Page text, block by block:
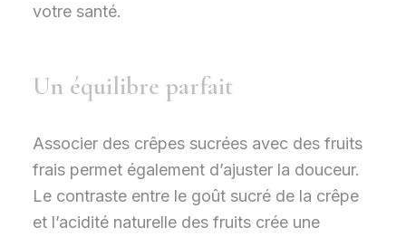
votre santé.
Un équilibre parfait
Associer des crêpes sucrées avec des fruits
frais permet également d’ajuster la douceur.
Le contraste entre le goût sucré de la crêpe
et l’acidité naturelle des fruits crée une